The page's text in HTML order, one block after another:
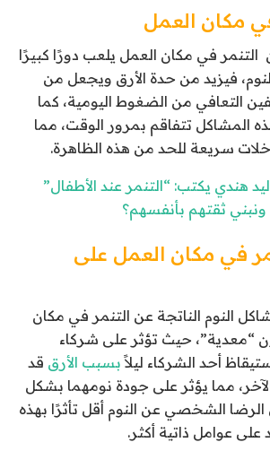
مكان العمل
في مكان العمل يلعب دورًا كبيرًا
فيزيد من حدة الأرق ويجعل من
التعافي من الضغوط اليومية، كما
المشاكل تتفاقم بمرور الوقت، مما
سريعة للحد من هذه الظاهرة.
هندي يكتب: “التنمر عند الأطفال”
ثقتهم بأنفسهم؟
في مكان العمل على
النوم الناتجة عن التنمر في مكان
“معدية”، حيث تؤثر على شركاء
أحد الشركاء ليلاًبسبب الأرق قد
مما يؤثر على جودة نومهما بشكل
الشخصي عن النوم أقل تأثرًا بهذه
على عوامل ذاتية أكثر.